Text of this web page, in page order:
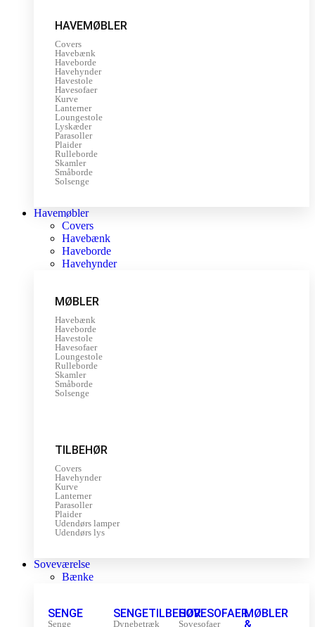
HAVEMØBLER
Covers
Havebænk
Haveborde
Havehynder
Havestole
Havesofaer
Kurve
Lanterner
Loungestole
Lyskæder
Parasoller
Plaider
Rulleborde
Skamler
Småborde
Solsenge
Havemøbler
Covers
Havebænk
Haveborde
Havehynder
MØBLER
Havebænk
Haveborde
Havestole
Havesofaer
Loungestole
Rulleborde
Skamler
Småborde
Solsenge
TILBEHØR
Covers
Havehynder
Kurve
Lanterner
Parasoller
Plaider
Udendørs lamper
Udendørs lys
Soveværelse
Bænke
SENGE
Senge
SENGETILBEHØR
Dynebetræk
SOVESOFAER
Sovesofaer
MØBLER